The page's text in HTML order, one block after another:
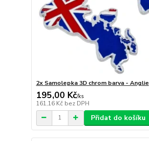
2x Samolepka 3D chrom barva - Anglie
195,00 Kč/ks
161,16 Kč bez DPH
Přidat do košíku